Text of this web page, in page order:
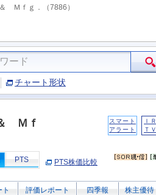
Ｍｆｇ．（7886）
チャート形状
Ｍｆ
スマート
アラート
ＩＲ
ＴＶ
PTS PTS株価比較
評価レポート 四季報 株主優待